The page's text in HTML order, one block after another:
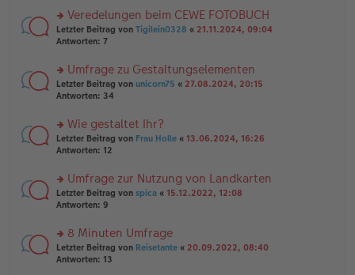
tr
a
g
el
es
e
B
ei
tr
g
rs
te
n
g
el
e
n
er
tr
a
g
Veredelungen beim CEWE FOTOBUCH
Letzter Beitrag von Tigilein0328 « 21.11.2024, 09:04
Antworten: 7
rs
te
n
g
el
e
n
er
tr
a
g
Umfrage zu Gestaltungselementen
Letzter Beitrag von unicorn75 « 27.08.2024, 20:15
Antworten: 34
rs
te
n
g
el
e
n
er
Wie gestaltet Ihr?
Letzter Beitrag von Frau Holle « 13.06.2024, 16:26
Antworten: 12
rs
te
n
g
el
Umfrage zur Nutzung von Landkarten
Letzter Beitrag von spica « 15.12.2022, 12:08
Antworten: 9
rs
te
8 Minuten Umfrage
Letzter Beitrag von Reisetante « 20.09.2022, 08:40
Antworten: 13